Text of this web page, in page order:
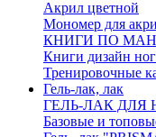
Акрил цветной
Мономер для
КНИГИ ПО
Книги дизайн
Тренировочные
Гель-лак, лак
ГЕЛЬ-ЛАК ДЛЯ
Базовые и